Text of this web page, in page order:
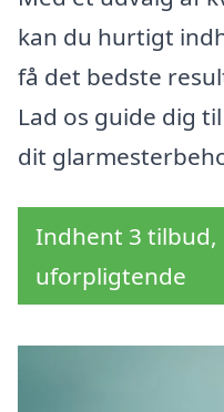
kan du hurtigt
få det bedste
Lad os guide dig
dit
Indhent 3 tilbud,
uforpligtende